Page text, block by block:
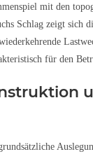
mit den
Schlag zeigt sich
für den